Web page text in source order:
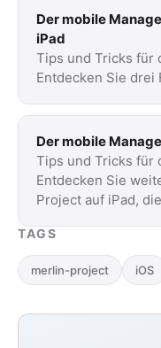
Der mobile
iPad
Tips und Tricks für
Entdecken Sie drei
nicht …
Der mobile
Tips und Tricks für
Entdecken Sie
Project auf iPad,
TAGS
merlin-project iOS